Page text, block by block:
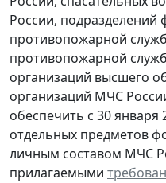
России, подразделений
противопожарной
противопожарной
организаций высшего
организаций МЧС
обеспечить с 30
отдельных предметов
личным составом МЧС
прилагаемыми